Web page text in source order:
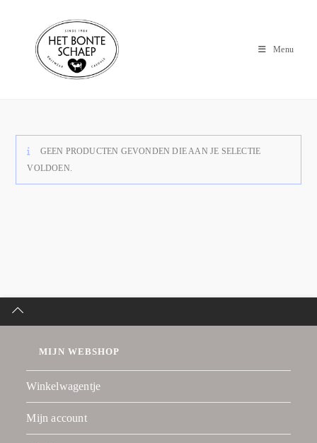
Menu
GEEN PRODUCTEN GEVONDEN DIE AAN JE SELECTIE
VOLDOEN.
MIJN WEBSHOP
Winkelwagentje
Mijn account